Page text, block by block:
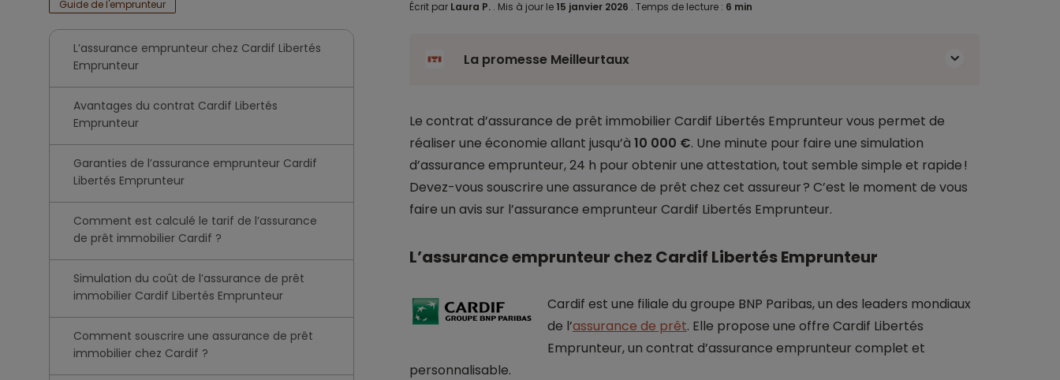
Guide de l'emprunteur
L’assurance emprunteur chez Cardif Libertés
Emprunteur
Avantages du contrat Cardif Libertés
Emprunteur
Garanties de l’assurance emprunteur Cardif
Libertés Emprunteur
Comment est calculé le tarif de l’assurance
de prêt immobilier Cardif ?
Simulation du coût de l’assurance de prêt
immobilier Cardif Libertés Emprunteur
Comment souscrire une assurance de prêt
immobilier chez Cardif ?
Écrit par Laura P. . Mis à jour le 15 janvier 2026 . Temps de lecture : 6 min
La promesse Meilleurtaux
Le contrat d’assurance de prêt immobilier Cardif Libertés Emprunteur vous permet de
réaliser une économie allant jusqu’à 10 000 €. Une minute pour faire une simulation
d’assurance emprunteur, 24 h pour obtenir une attestation, tout semble simple et rapide !
Devez-vous souscrire une assurance de prêt chez cet assureur ? C’est le moment de vous
faire un avis sur l’assurance emprunteur Cardif Libertés Emprunteur.
L’assurance emprunteur chez Cardif Libertés Emprunteur
Cardif est une filiale du groupe BNP Paribas, un des leaders mondiaux
de l’assurance de prêt. Elle propose une offre Cardif Libertés
Emprunteur, un contrat d’assurance emprunteur complet et
personnalisable.